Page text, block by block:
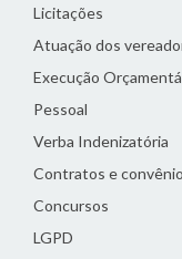
Licitações
Atuação dos
Execução
Pessoal
Verba Indenizatória
Contratos e
Concursos
LGPD